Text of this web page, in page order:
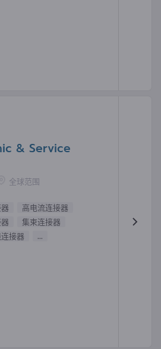
& Service
全球范围
高电流连接器
集束连接器
接器 ...